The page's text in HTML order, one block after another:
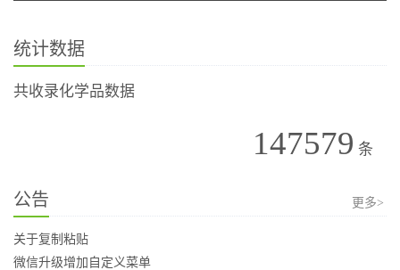
统计数据
共收录化学品数据
147579 条
公告 更多>
关于复制粘贴
微信升级增加自定义菜单